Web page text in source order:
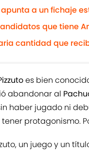
apunta a un fichaje
que tiene
cantidad que
es bien
abandonar al
haber jugado ni
tener protagonismo.
un juego y un